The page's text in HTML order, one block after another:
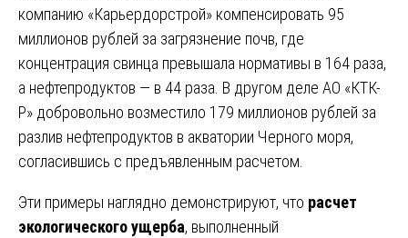
компанию «Карьердорстрой» компенсировать 95
миллионов рублей за загрязнение почв, где
концентрация свинца превышала нормативы в 164 раза,
а нефтепродуктов — в 44 раза. В другом деле АО «КТК-
Р» добровольно возместило 179 миллионов рублей за
разлив нефтепродуктов в акватории Черного моря,
согласившись с предъявленным расчетом.
Эти примеры наглядно демонстрируют, что расчет
экологического ущерба, выполненный